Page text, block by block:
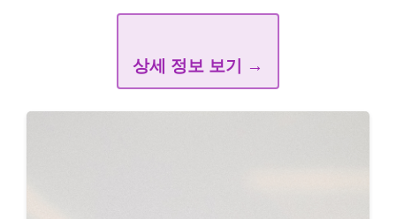
8,800원
사브레 쿠키: 13,000원
넛맥 바닐라 파운드 케이크: 35,000원